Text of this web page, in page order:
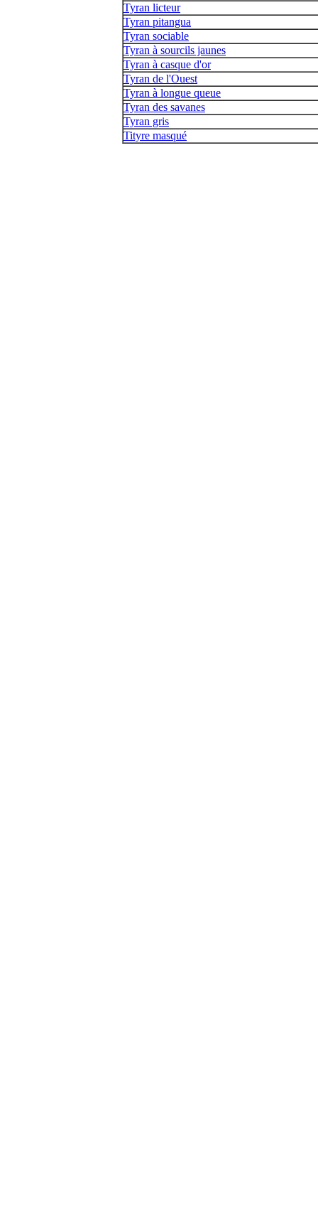
Tyran licteur
Tyran pitangua
Tyran sociable
Tyran à sourcils jaunes
Tyran à casque d'or
Tyran de l'Ouest
Tyran à longue queue
Tyran des savanes
Tyran gris
Tityre masqué